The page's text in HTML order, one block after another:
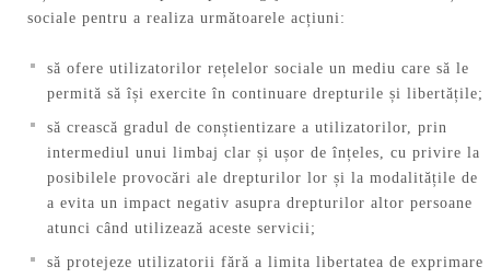
sociale pentru a realiza următoarele acțiuni:
să ofere utilizatorilor rețelelor sociale un mediu care să le
permită să își exercite în continuare drepturile și libertățile;
să crească gradul de conștientizare a utilizatorilor, prin
intermediul unui limbaj clar și ușor de înțeles, cu privire la
posibilele provocări ale drepturilor lor și la modalitățile de
a evita un impact negativ asupra drepturilor altor persoane
atunci când utilizează aceste servicii;
să protejeze utilizatorii fără a limita libertatea de exprimare